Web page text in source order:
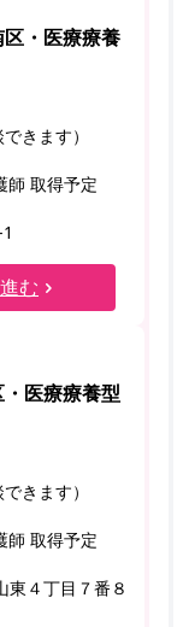
区・医療療養
きます）
師 取得予定
む
・医療療養型
きます）
師 取得予定
東４丁目７番８